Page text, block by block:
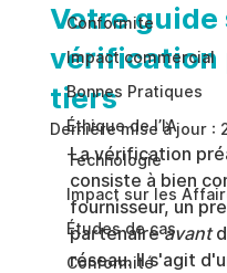
Conformite
Impact commercial
Bonnes Pratiques
Éthique de l’IA
Technologie
Impact sur les
Études de cas
Conformité
Votre guide
vérification
tiers
Dernière mise à jour :
La vérification
consiste à bien
fournisseur, un
partenaire avant
réseau. Il s'agit